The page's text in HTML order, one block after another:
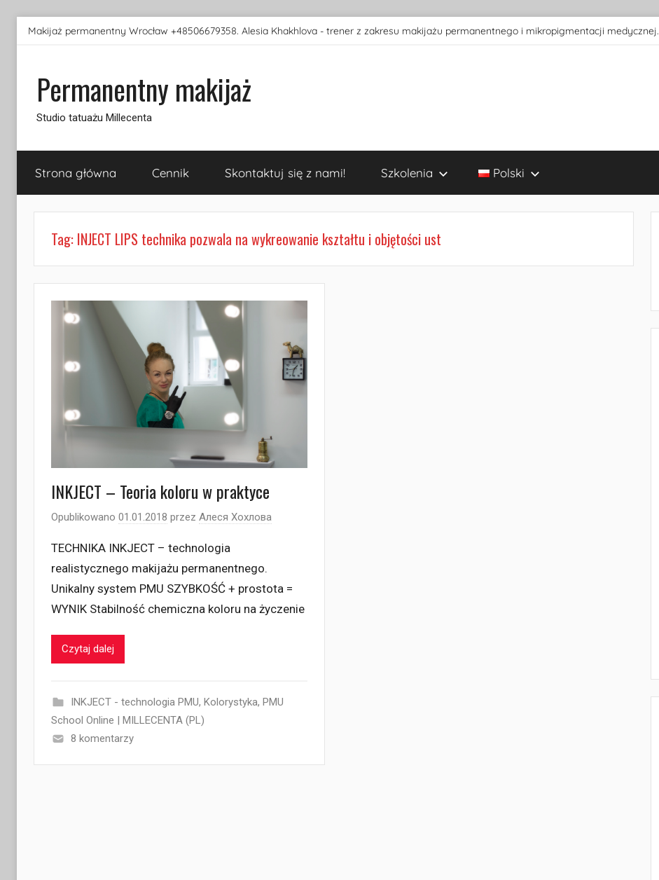
Przejdź
Makijaż permanentny Wrocław +48506679358. Alesia Khakhlova - trener z zakresu makijażu permanentnego i mikropigmentacji medycznej.
Permanentny makijaż
Studio tatuażu Millecenta
Strona główna Cennik Skontaktuj się z nami! Szkolenia Polski
Tag: INJECT LIPS technika pozwala na wykreowanie kształtu i objętości ust
INKJECT – Teoria koloru w praktyce
Opublikowano 01.01.2018 przez Алеся Хохлова
TECHNIKA INKJECT – technologia
realistycznego makijażu permanentnego.
Unikalny system PMU SZYBKOŚĆ + prostota =
WYNIK Stabilność chemiczna koloru na życzenie
Czytaj dalej
INKJECT - technologia PMU, Kolorystyka, PMU
School Online | MILLECENTA (PL)
8 komentarzy